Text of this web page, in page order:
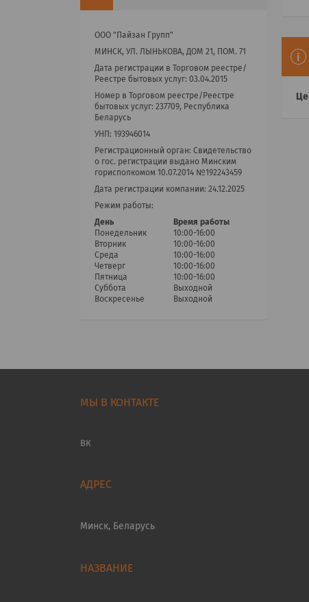
ООО "Пайзан Групп"
МИНСК, УЛ. ЛЫНЬКОВА, ДОМ 21, ПОМ. 71
Дата регистрации в Торговом реестре/
Реестре бытовых услуг: 03.04.2015
Номер в Торговом реестре/Реестре
бытовых услуг: 237709, Республика
Беларусь
УНП: 193946014
Регистрационный орган: Cвидетельство
о гос. регистрации выдано Минским
горисполкомом 10.07.2014 №192243459
Дата регистрации компании: 24.12.2025
Режим работы:
День
Время работы
Понедельник
10:00-16:00
Вторник
10:00-16:00
Среда
10:00-16:00
Четверг
10:00-16:00
Пятница
10:00-16:00
Суббота
Выходной
Воскресенье
Выходной
МЫ В КОНТАКТЕ
ВК
Минск, Беларусь